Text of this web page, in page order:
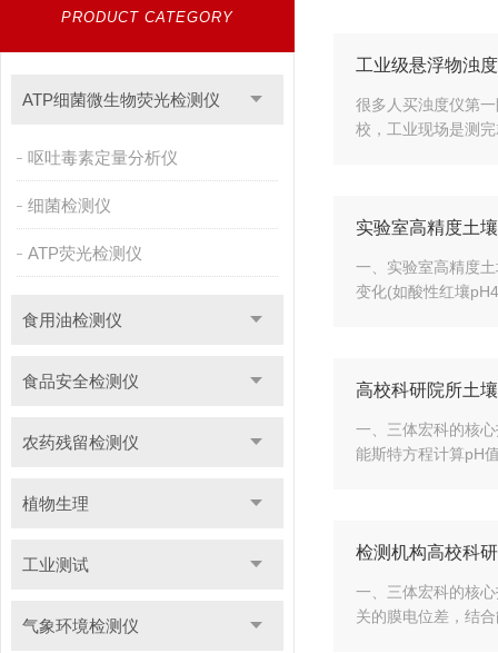
PRODUCT CATEGORY
ATP细菌微生物荧光检测仪
呕吐毒素定量分析仪
细菌检测仪
ATP荧光检测仪
食用油检测仪
食品安全检测仪
农药残留检测仪
植物生理
工业测试
气象环境检测仪
工业级悬浮物浊
很多人买浊度仪第
校，工业现场是测
实验室高精度土
一、实验室高精度
变化(如酸性红壤
高校科研院所土
一、三体宏科的核
能斯特方程计算pH
检测机构高校科
一、三体宏科的核
关的膜电位差，结